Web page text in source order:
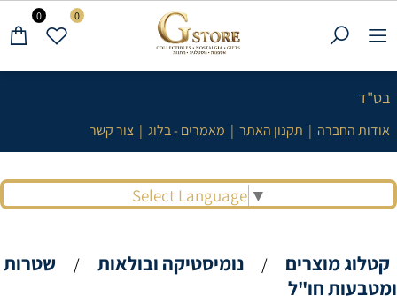
בס"ד
אודות החברה | תקנון האתר | מאמרים - בלוג | צור קשר
Select Language ▼
0 0
קטלוג מוצרים / נומיסטיקה ובולאות /
שטרות
ומטבעות חו"ל